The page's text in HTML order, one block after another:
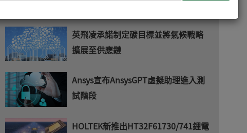
護MCU
英飛凌承諾制定碳目標並將氣候戰略
擴展至供應鏈
Ansys宣布AnsysGPT虛擬助理進入測
試階段
HOLTEK新推出HT32F61730/741鋰電
您
的
E-